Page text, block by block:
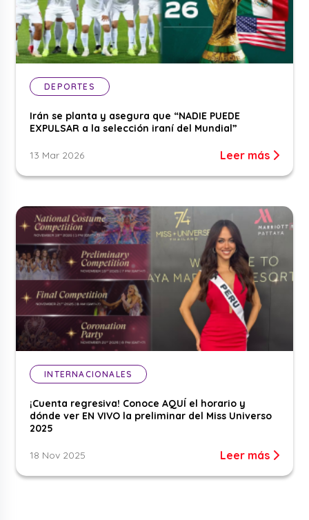
DEPORTES
Irán se planta y asegura que “NADIE PUEDE
EXPULSAR a la selección iraní del Mundial”
13 Mar 2026 Leer más
INTERNACIONALES
¡Cuenta regresiva! Conoce AQUÍ el horario y
dónde ver EN VIVO la preliminar del Miss Universo
2025
18 Nov 2025 Leer más